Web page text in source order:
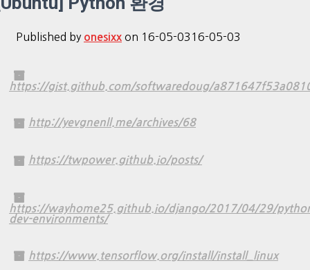
Published by onesixx on 16-05-03 16-05-03
https://gist.github.com/softwaredoug/
http://yevgnenll.me/archives/68
https://twpower.github.io/posts/
https://wayhome25.github.io/django/2017/04/29/
dev-environments/
https://www.tensorflow.org/install/install_linux